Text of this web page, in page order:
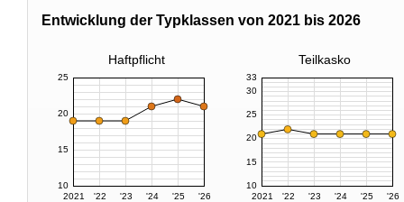
Entwicklung der Typklassen von 2021 bis 2026
Haftpflicht Teilkasko
2021 '22 '23 '24 '25 '26
10
15
20
25
2021 '22 '23 '24 '25 '26
10
15
20
25
30
33